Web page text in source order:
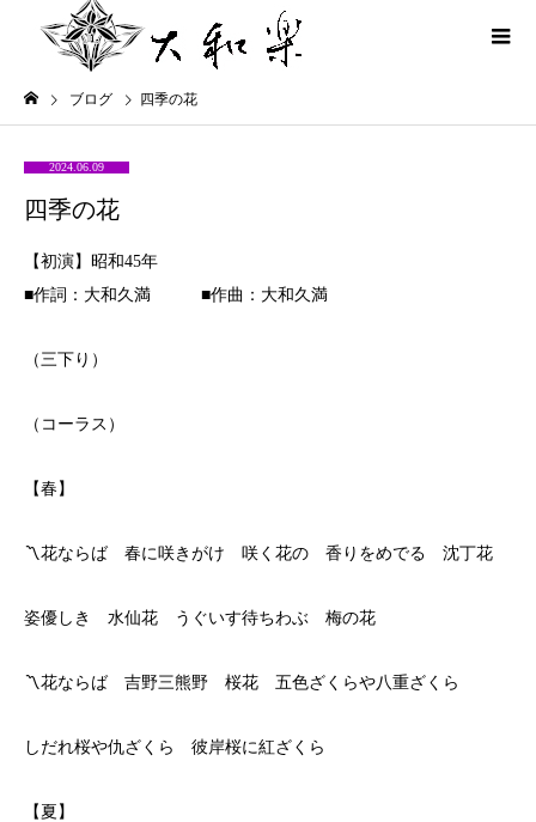
ブログ 四季の花
2024.06.09
四季の花
【初演】昭和45年
■作詞：大和久満 ■作曲：大和久満
（三下り）
（コーラス）
【春】
〽花ならば 春に咲きがけ 咲く花の 香りをめでる 沈丁花
姿優しき 水仙花 うぐいす待ちわぶ 梅の花
〽花ならば 吉野三熊野 桜花 五色ざくらや八重ざくら
しだれ桜や仇ざくら 彼岸桜に紅ざくら
【夏】